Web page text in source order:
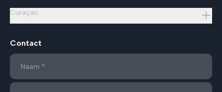
Curaçao
Contact